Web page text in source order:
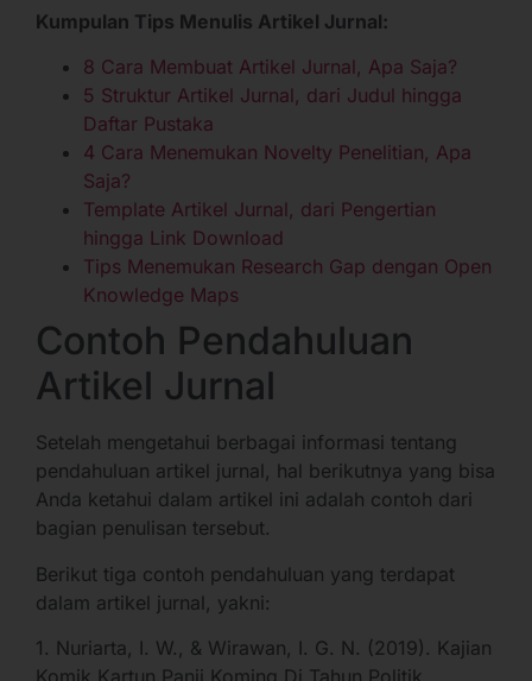
Kumpulan Tips Menulis Artikel Jurnal:
8 Cara Membuat Artikel Jurnal, Apa Saja?
5 Struktur Artikel Jurnal, dari Judul hingga
Daftar Pustaka
4 Cara Menemukan Novelty Penelitian, Apa
Saja?
Template Artikel Jurnal, dari Pengertian
hingga Link Download
Tips Menemukan Research Gap dengan Open
Knowledge Maps
Contoh Pendahuluan
Artikel Jurnal
Setelah mengetahui berbagai informasi tentang
pendahuluan artikel jurnal, hal berikutnya yang bisa
Anda ketahui dalam artikel ini adalah contoh dari
bagian penulisan tersebut.
Berikut tiga contoh pendahuluan yang terdapat
dalam artikel jurnal, yakni:
1. Nuriarta, I. W., & Wirawan, I. G. N. (2019). Kajian
Komik Kartun Panji Koming Di Tahun Politik.